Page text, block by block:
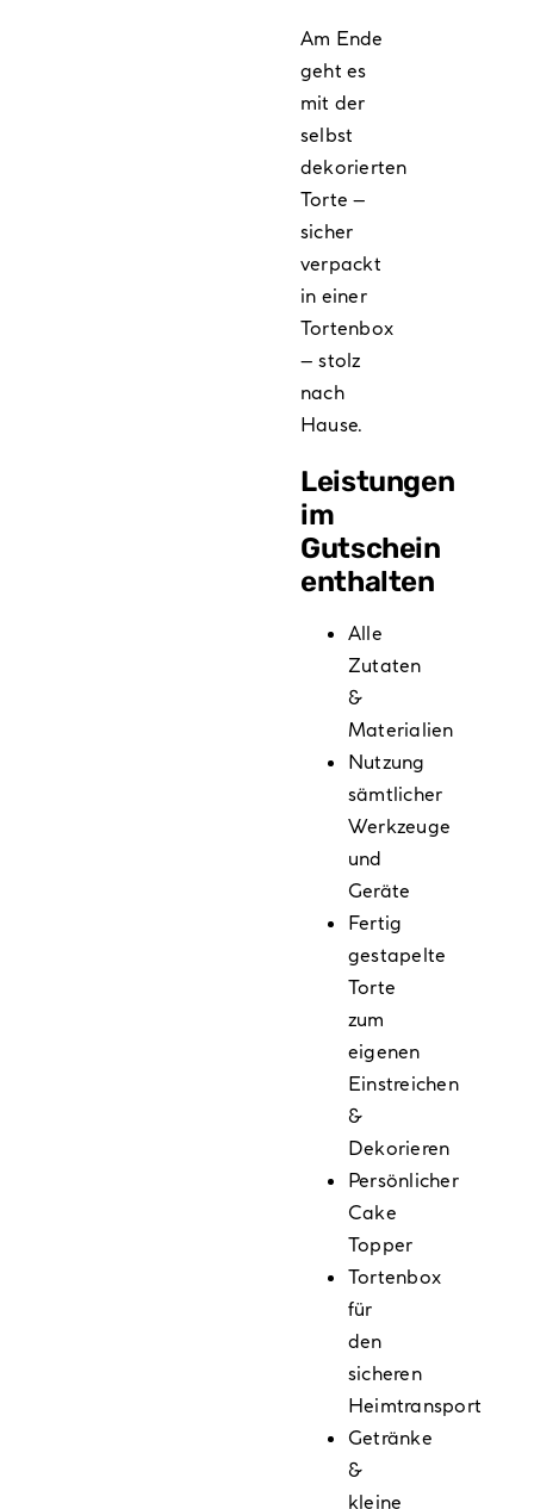
Am Ende
geht es
mit der
selbst
dekorierten
Torte –
sicher
verpackt
in einer
Tortenbox
– stolz
nach
Hause.
Leistungen
im
Gutschein
enthalten
Alle
Zutaten
&
Materialien
Nutzung
sämtlicher
Werkzeuge
und
Geräte
Fertig
gestapelte
Torte
zum
eigenen
Einstreichen
&
Dekorieren
Persönlicher
Cake
Topper
Tortenbox
für
den
sicheren
Heimtransport
Getränke
&
kleine